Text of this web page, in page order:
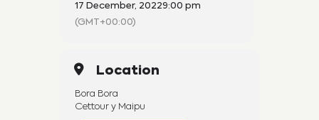
17 December, 20229:00 pm
(GMT+00:00)
Location
Bora Bora
Cettour y Maipu